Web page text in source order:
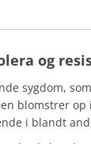
og
sygdom,
blomstrer op
i blandt